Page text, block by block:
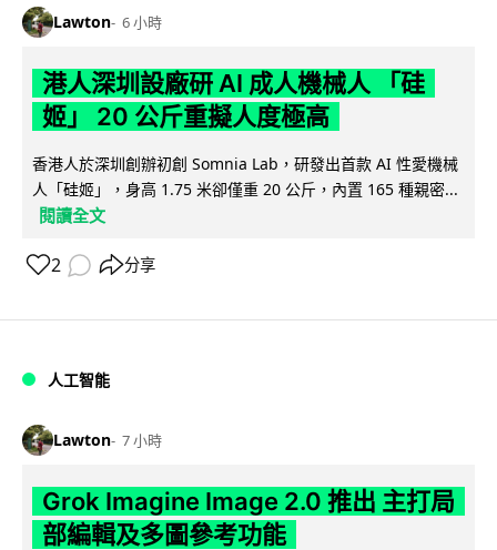
Lawton 6 小時
港人深圳設廠研 AI 成人機械人 「硅
姬」 20 公斤重擬人度極高
香港人於深圳創辦初創 Somnia Lab，研發出首款 AI 性愛機械
人「硅姬」，身高 1.75 米卻僅重 20 公斤，內置 165 種親密...
閱讀全文
2 分享
人工智能
Lawton 7 小時
Grok Imagine Image 2.0 推出 主打局
部編輯及多圖參考功能